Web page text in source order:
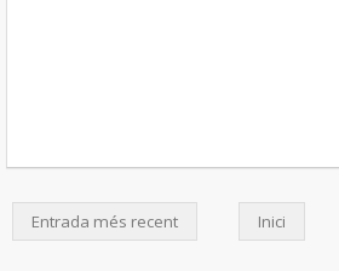
Entrada més recent Inici